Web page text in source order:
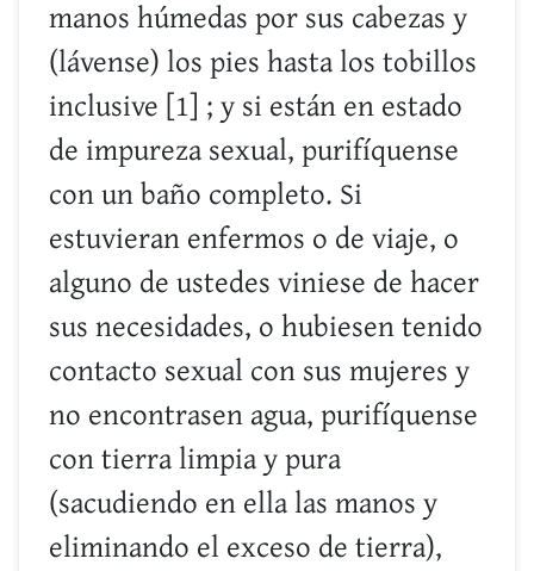
manos húmedas por sus cabezas y
(lávense) los pies hasta los tobillos
inclusive [1] ; y si están en estado
de impureza sexual, purifíquense
con un baño completo. Si
estuvieran enfermos o de viaje, o
alguno de ustedes viniese de hacer
sus necesidades, o hubiesen tenido
contacto sexual con sus mujeres y
no encontrasen agua, purifíquense
con tierra limpia y pura
(sacudiendo en ella las manos y
eliminando el exceso de tierra),